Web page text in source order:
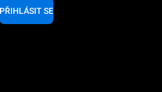
PŘIHLÁSIT SE